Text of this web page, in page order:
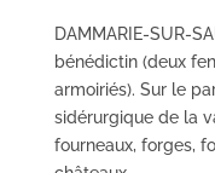
DAMMARIE-SUR-
bénédictin (deux
armoiriés). Sur le
sidérurgique de la
fourneaux, forges,